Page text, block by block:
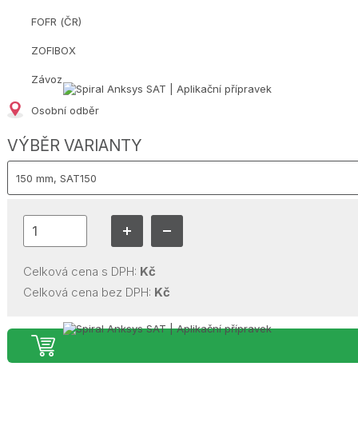
FOFR (ČR)
ZOFIBOX
Závoz
Osobní odběr
VÝBĚR VARIANTY
Celková cena s DPH: Kč
Celková cena bez DPH: Kč